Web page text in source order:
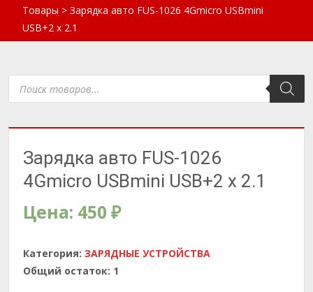
Товары > Зарядка авто FUS-1026 4Gmicro USBmini
USB+2 х 2.1
Поиск
товаров
Зарядка авто FUS-1026
4Gmicro USBmini USB+2 х 2.1
Цена: 450 ₽
Категория: ЗАРЯДНЫЕ УСТРОЙСТВА
Общий остаток: 1